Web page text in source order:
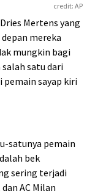
credit: AP
Mertens yang
mereka
mungkin bagi
satu dari
pemain sayap kiri
satunya pemain
bek
sering terjadi
AC Milan